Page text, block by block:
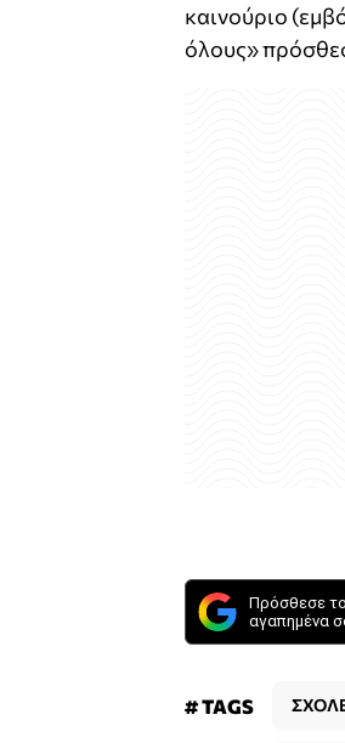
καινούριο
όλους»
Πρόσθεσε το
αγαπημένα
# TAGS